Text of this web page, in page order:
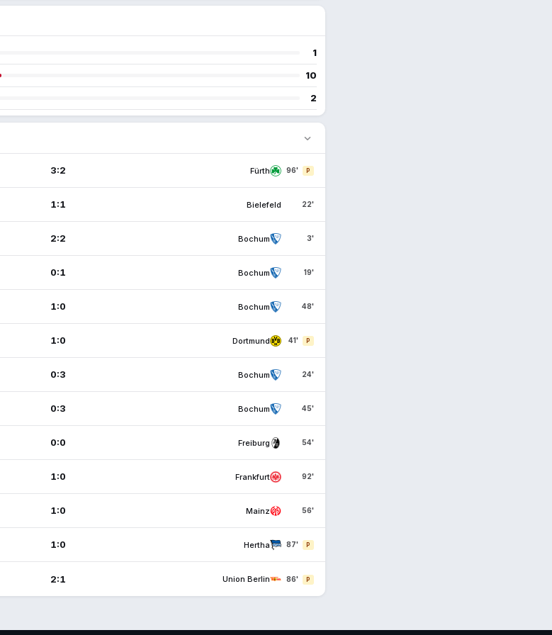
1
10
2
expand_more
3:2 Fürth 96' P
1:1 Bielefeld 22'
2:2 Bochum 3'
0:1 Bochum 19'
1:0 Bochum 48'
1:0 Dortmund 41' P
0:3 Bochum 24'
0:3 Bochum 45'
0:0 Freiburg 54'
1:0 Frankfurt 92'
1:0 Mainz 56'
1:0 Hertha 87' P
2:1 Union Berlin 86' P